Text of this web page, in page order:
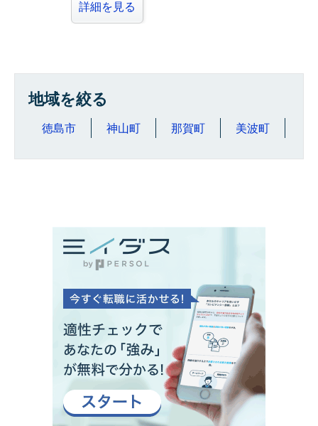
詳細を見る
地域を絞る
徳島市 神山町 那賀町 美波町